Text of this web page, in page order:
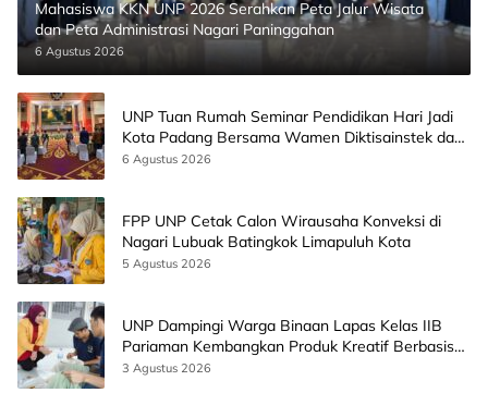
Mahasiswa KKN UNP 2026 Serahkan Peta Jalur Wisata
dan Peta Administrasi Nagari Paninggahan
6 Agustus 2026
UNP Tuan Rumah Seminar Pendidikan Hari Jadi
Kota Padang Bersama Wamen Diktisainstek dan
CEO EMGS Malaysia
6 Agustus 2026
FPP UNP Cetak Calon Wirausaha Konveksi di
Nagari Lubuak Batingkok Limapuluh Kota
5 Agustus 2026
UNP Dampingi Warga Binaan Lapas Kelas IIB
Pariaman Kembangkan Produk Kreatif Berbasis
AI
3 Agustus 2026